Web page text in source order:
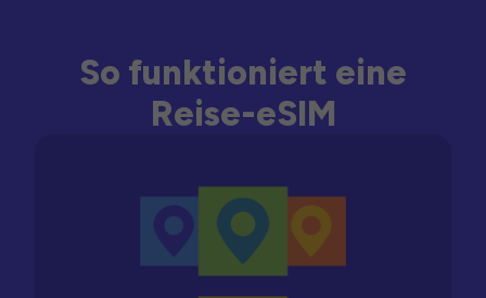
So funktioniert eine
Reise-eSIM